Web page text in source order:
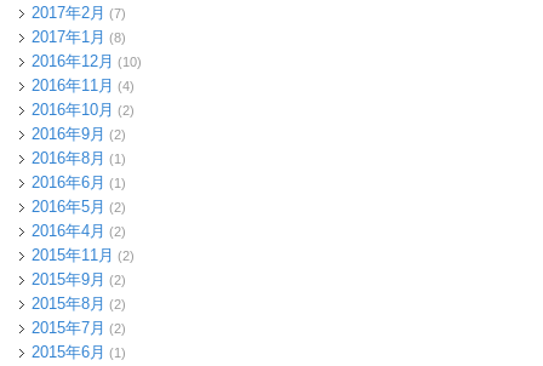
2017年2月 (7)
2017年1月 (8)
2016年12月 (10)
2016年11月 (4)
2016年10月 (2)
2016年9月 (2)
2016年8月 (1)
2016年6月 (1)
2016年5月 (2)
2016年4月 (2)
2015年11月 (2)
2015年9月 (2)
2015年8月 (2)
2015年7月 (2)
2015年6月 (1)